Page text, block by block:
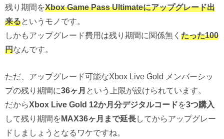
残り期間をXbox Game Pass Ultimateにアップグレード出
来るというモノです。
しかもアップグレード費用は残り期間に関係無く たった100
円なんです。
ただ、アップグレード可能なXbox Live Gold メンバーシッ
プの残り期間に36ヶ月 という上限が設けられています。
だからXbox Live Gold 12か月分デジタルコードを3つ購入
して残り期間をMAX36ヶ月まで延長してからアップグレー
ドしましょうとなるワケですね。